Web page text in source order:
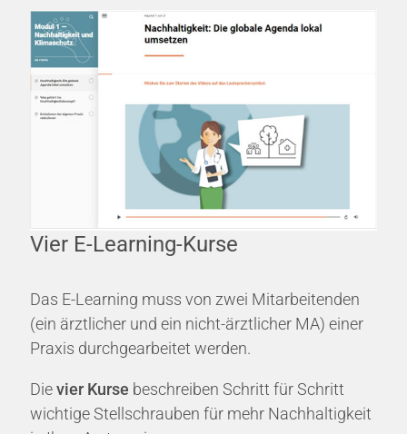
Vier E-Learning-Kurse
Das E-Learning muss von zwei Mitarbeitenden
(ein ärztlicher und ein nicht-ärztlicher MA) einer
Praxis durchgearbeitet werden.
Dievier Kurse beschreiben Schritt für Schritt
wichtige Stellschrauben für mehr Nachhaltigkeit